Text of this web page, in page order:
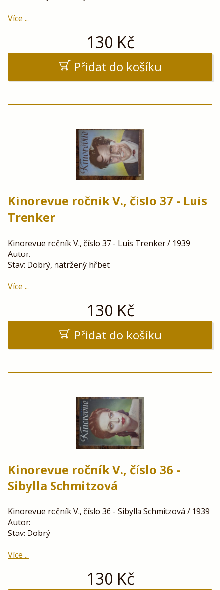
Více ...
130 Kč
Přidat do košíku
Kinorevue ročník V., číslo 37 - Luis
Trenker
Kinorevue ročník V., číslo 37 - Luis Trenker / 1939
Autor:
Stav: Dobrý, natržený hřbet
Více ...
130 Kč
Přidat do košíku
Kinorevue ročník V., číslo 36 -
Sibylla Schmitzová
Kinorevue ročník V., číslo 36 - Sibylla Schmitzová / 1939
Autor:
Stav: Dobrý
Více ...
130 Kč